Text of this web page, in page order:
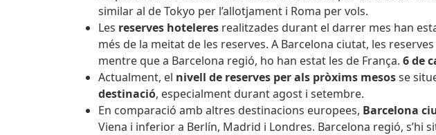
similar al de Tokyo per l’allotjament i Roma per vols.
Les reserves hoteleres realitzades durant el darrer mes han
més de la meitat de les reserves. A Barcelona ciutat, les
mentre que a Barcelona regió, ho han estat les de França. 6 de
Actualment, el nivell de reserves per als pròxims mesosse
destinació, especialment durant agost i setembre.
En comparació amb altres destinacions europees, Barcelona
Viena i inferior a Berlín, Madrid i Londres. Barcelona regió, s’hi